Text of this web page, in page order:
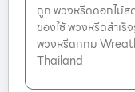
ถูก พวงหรีดดอกไม้
ของใช้ พวงหรีดสำเ
พวงหรีดกทม
Thailand